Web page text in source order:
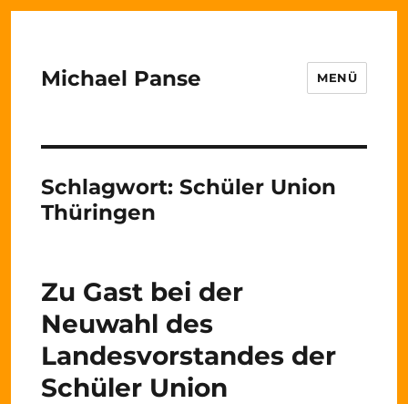
Michael Panse MENÜ
Schlagwort: Schüler Union
Thüringen
Zu Gast bei der
Neuwahl des
Landesvorstandes der
Schüler Union